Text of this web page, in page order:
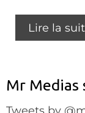
Lire la
Mr
Tweets by